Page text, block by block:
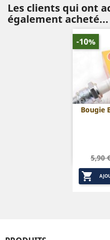
Les clients qui ont
également acheté...
Bougie
Prix
de
base
5,90

-10%